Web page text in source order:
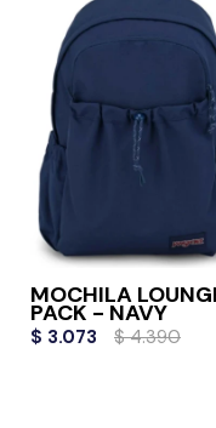
MOCHILA
PACK - NAVY
$ 3.073 $ 4.390